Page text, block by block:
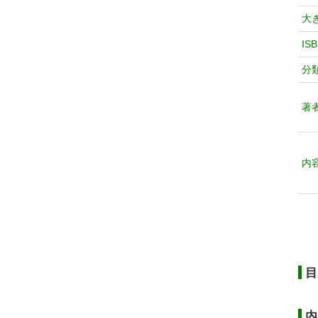
大
分
著
内